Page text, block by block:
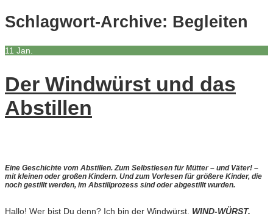
Schlagwort-Archive: Begleiten
11 Jan.
Der Windwürst und das
Abstillen
Eine Geschichte vom Abstillen. Zum Selbstlesen für Mütter – und Väter! –
mit kleinen oder großen Kindern. Und zum Vorlesen für größere Kinder, die
noch gestillt werden, im Abstillprozess sind oder abgestillt wurden.
Hallo! Wer bist Du denn? Ich bin der Windwürst. WIND-WÜRST.